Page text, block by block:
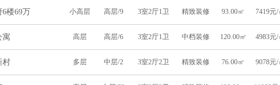
6楼69万 小高层 高层/9 3室2厅1卫 精致装修 93.00㎡ 7419元/
寓 高层 高层/6 3室2厅1卫 中档装修 120.00㎡ 4983元/
村 多层 中层/2 3室2厅2卫 精致装修 76.00㎡ 9078元/